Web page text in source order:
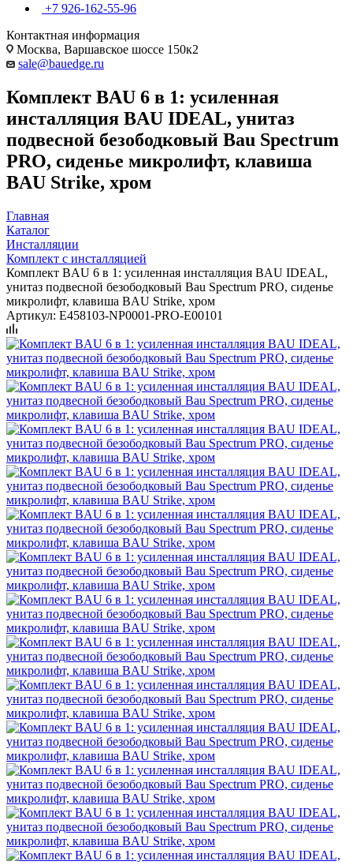
+7 926-162-55-96
Контактная информация
Москва, Варшавское шоссе 150к2
sale@bauedge.ru
Комплект BAU 6 в 1: усиленная
инсталляция BAU IDEAL, унитаз
подвесной безободковый Bau Spectrum
PRO, сиденье микролифт, клавиша
BAU Strike, хром
Главная
Каталог
Инсталляции
Комплект с инсталляцией
Комплект BAU 6 в 1: усиленная инсталляция BAU IDEAL,
унитаз подвесной безободковый Bau Spectrum PRO, сиденье
микролифт, клавиша BAU Strike, хром
Артикул: E458103-NP0001-PRO-E00101